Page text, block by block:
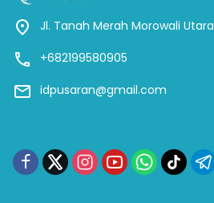
Jl. Tanah Merah Morowali Utara
+682199580905
idpusaran@gmail.com